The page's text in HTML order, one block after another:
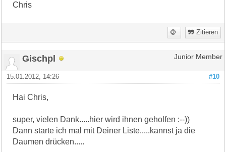
Chris
Zitieren
Gischpl Junior Member
#10
15.01.2012, 14:26
Hai Chris,
super, vielen Dank.....hier wird ihnen geholfen :--))
Dann starte ich mal mit Deiner Liste.....kannst ja die
Daumen drücken.....